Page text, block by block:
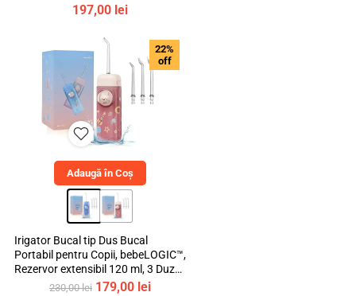
197,00 lei
22%
off
Adaugă în Coș
Irigator Bucal tip Dus Bucal
Portabil pentru Copii, bebeLOGIC™,
Rezervor extensibil 120 ml, 3 Duze
Incluse, Materiale Non-Toxice
230,00lei Prețul
179,00 leiPrețul